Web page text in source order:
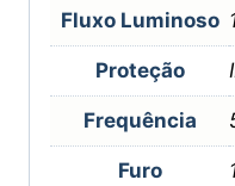
Fluxo Luminoso
Proteção
Frequência
Furo